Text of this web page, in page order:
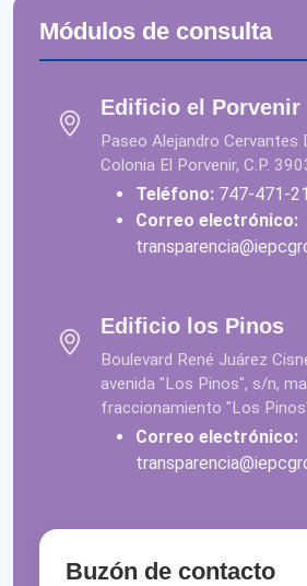
Módulos de consulta
Edificio el Porvenir
Paseo Alejandro Cervantes
Colonia El Porvenir, C.P.
Teléfono: 747-471-
Correo electrónico:
Edificio los Pinos
Boulevard René Juárez
avenida "Los Pinos", s/n,
fraccionamiento "Los
Correo electrónico:
Buzón de contacto